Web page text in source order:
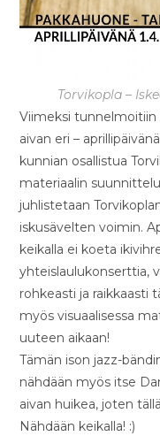
Torvikopla –
Viimeksi tunnelmoitiin
aivan eri –
kunnian osallistua
materiaalin
juhlistetaan
iskusävelten voimin.
keikalla ei koeta
yhteislaulukonserttia,
rohkeasti ja raikkaasti
myös visuaalisessa
uuteen aikaan!
Tämän ison jazz-
nähdään myös itse
aivan huikea, joten
Nähdään keikalla! :)